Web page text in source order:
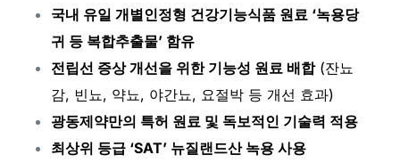
국내 유일 개별인정형 건강기능식품 원료 ‘녹용당
귀 등 복합추출물’ 함유
전립선 증상 개선을 위한 기능성 원료 배합(잔뇨
감, 빈뇨, 약뇨, 야간뇨, 요절박 등 개선 효과)
광동제약만의 특허 원료 및 독보적인 기술력 적용
최상위 등급 ‘SAT’ 뉴질랜드산 녹용 사용